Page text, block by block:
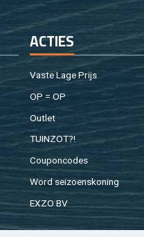
AC­TIES
Vaste Lage Prijs
OP = OP
Out­let
TUIN­ZOT?!
Cou­pon­co­des
Word sei­zoens­ko­ning
EXZO BV